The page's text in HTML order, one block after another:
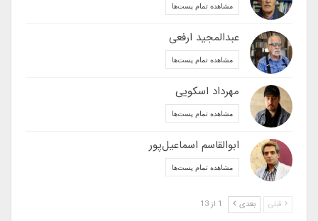
مشاهده تمام پست‌ها
عبدالمجید ارفعی
مشاهده تمام پست‌ها
مهرداد اسکویی
مشاهده تمام پست‌ها
ابوالقاسم اسماعیل‌پور
مشاهده تمام پست‌ها
قبلی بعدی